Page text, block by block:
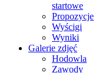
startowe
Propozycje
Wyścigi
Wyniki
Galerie zdjęć
Hodowla
Zawody